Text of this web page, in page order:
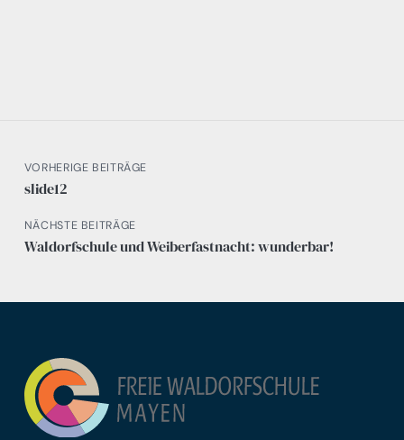
VORHERIGE BEITRÄGE
slide12
NÄCHSTE BEITRÄGE
Waldorfschule und Weiberfastnacht: wunderbar!